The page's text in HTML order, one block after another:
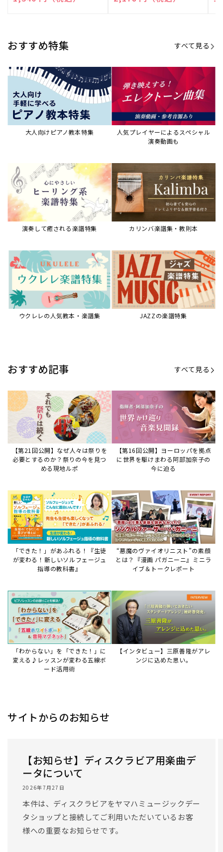
おすすめ特集 すべて見る
大人向けピアノ教本特集
人気プレイヤーによるスペシャル
演奏動画も
演奏して癒される楽譜特集 カリンバ楽譜集・教則本
ウクレレの人気教本・楽譜集 JAZZの楽譜特集
おすすめ記事 すべて見る
【第21回公開】なぜ人々は祭りを
必要とするのか？祭りの今を見つ
める現地ルポ
【第16回公開】ヨーロッパを拠点
に世界を駆けまわる阿部加奈子の
今に迫る
「できた！」があふれる！『生徒
が変わる！新しいソルフェージュ
指導の教科書』
“悪魔のヴァイオリニスト”の素顔
とは？『漫画 パガニーニ』ミニラ
イブ＆トークレポート
「わからない」を「できた！」に
変える♪レッスンが変わる五線ボ
ード活用術
【インタビュー】三原善隆がアレ
ンジに込めた思い。
サイトからのお知らせ
【お知らせ】ディスクラビア用楽曲デ
ータについて
2026年7月27日
本件は、ディスクラビアをヤマハミュージックデー
タショップと接続してご利用いただいているお客
様への重要なお知らせです。